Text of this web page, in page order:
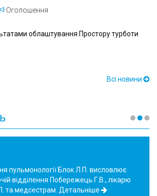
Оголошення
облаштування Простору турботи
Всі новини
пульмонології Блок Л.П. висловлює
відділення Побережець Г.В., лікарю
та медсестрам. Детальніше